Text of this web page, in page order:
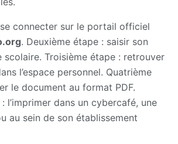
connecter sur le portail officiel
. Deuxième étape : saisir son
scolaire. Troisième étape : retrouver
l’espace personnel. Quatrième
le document au format PDF.
l’imprimer dans un cybercafé, une
au sein de son établissement